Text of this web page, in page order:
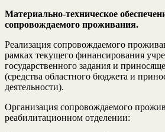
Материально-техническое
сопровождаемого проживания.
Реализация сопровождаемого
рамках текущего финансирования
государственного задания и
(средства областного бюджета и
деятельности).
Организация сопровождаемого
реабилитационном отделении: